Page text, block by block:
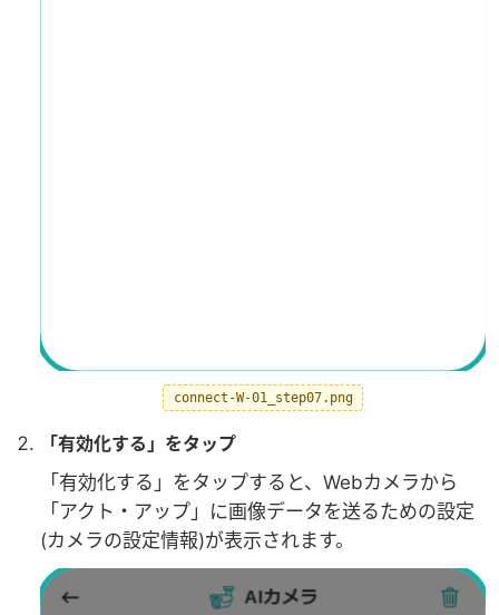
connect-W-01_step07.png
「有効化する」をタップ
「有効化する」をタップすると、Webカメラから
「アクト・アップ」に画像データを送るための設定
(カメラの設定情報)が表示されます。